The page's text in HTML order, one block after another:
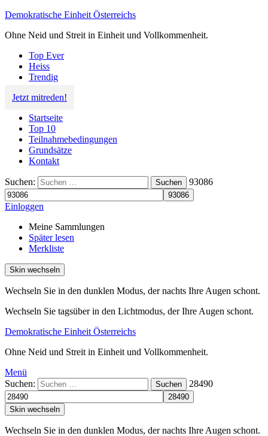
Demokratische Einheit Österreichs
Ohne Neid und Streit in Einheit und Vollkommenheit.
Top Ever
Heiss
Trendig
Jetzt mitreden!
Startseite
Top 10
Teilnahmebedingungen
Grundsätze
Kontakt
Suchen: Suchen 93086
Einloggen
Meine Sammlungen
Später lesen
Merkliste
Skin wechseln
Wechseln Sie in den dunklen Modus, der nachts Ihre Augen schont.
Wechseln Sie tagsüber in den Lichtmodus, der Ihre Augen schont.
Demokratische Einheit Österreichs
Ohne Neid und Streit in Einheit und Vollkommenheit.
Menü
Suchen:
Suchen 28490
Skin wechseln
Wechseln Sie in den dunklen Modus, der nachts Ihre Augen schont.